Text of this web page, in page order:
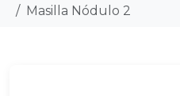
Masilla Nódulo 2